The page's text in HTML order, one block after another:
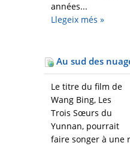
années...
Llegeix més »
Au sud des
Le titre du film de
Wang Bing, Les
Trois Sœurs du
Yunnan, pourrait
faire songer à une